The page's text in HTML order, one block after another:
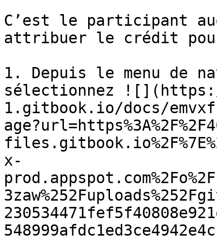
C’est le participant
attribuer le crédit
1. Depuis le menu de
sélectionnez
1.gitbook.io/docs/
x-